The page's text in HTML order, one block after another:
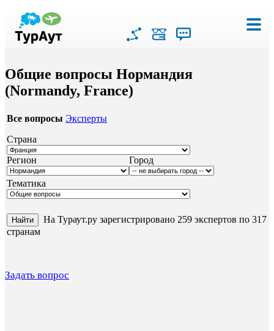
Общие вопросы Нормандия
(Normandy, France)
Все вопросы Эксперты
Страна
Регион
Город
Тематика
На Тураут.ру зарегистрировано 259 экспертов по 317
странам
Задать вопрос